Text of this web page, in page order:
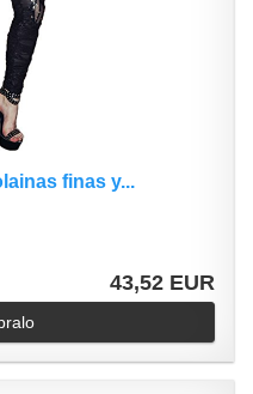
finas y...
43,52 EUR